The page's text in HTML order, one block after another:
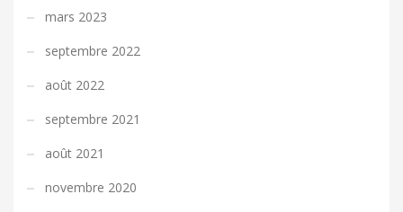
mars 2023
septembre 2022
août 2022
septembre 2021
août 2021
novembre 2020